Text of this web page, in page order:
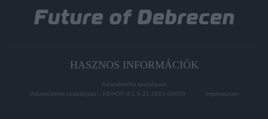
HASZNOS INFORMÁCIÓK
Adatvédelmi szabályzat
Adatvédelmi szabályzat – KEHOP-3.1.5-21-2021-00003
Impresszum